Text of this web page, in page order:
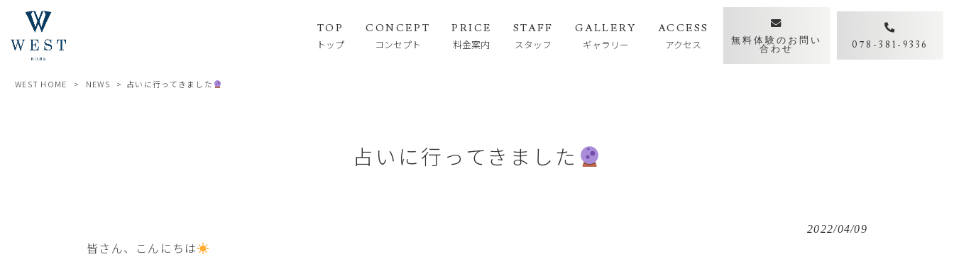
TOP
トップ
CONCEPT
コンセプト
PRICE
料金案内
STAFF
スタッフ
GALLERY
ギャラリー
ACCESS
アクセス
無料体験のお問い
合わせ 078-381-9336
WEST HOME > NEWS > 占いに行ってきました
占いに行ってきました
2022/04/09
皆さん、こんにちは